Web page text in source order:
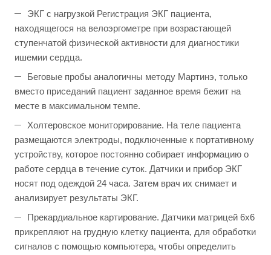
ЭКГ с нагрузкой Регистрация ЭКГ пациента,
находящегося на велоэргометре при возрастающей
ступенчатой физической активности для диагностики
ишемии сердца.
Беговые пробы аналогичны методу Мартинэ, только
вместо приседаний пациент заданное время бежит на
месте в максимальном темпе.
Холтеровское мониторирование. На теле пациента
размещаются электроды, подключенные к портативному
устройству, которое постоянно собирает информацию о
работе сердца в течение суток. Датчики и прибор ЭКГ
носят под одеждой 24 часа. Затем врач их снимает и
анализирует результаты ЭКГ.
Прекардиальное картирование. Датчики матрицей 6х6
прикрепляют на грудную клетку пациента, для обработки
сигналов с помощью компьютера, чтобы определить